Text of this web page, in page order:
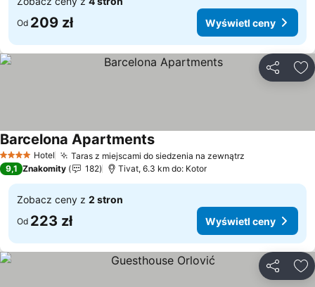
Od 209 zł Wyświetl ceny
4 KategoriaHotel Taras z miejscami do siedzenia na zewnątrz
Barcelona Apartments
9,1 Znakomity 182 Tivat, 6.3 km do: Kotor
Zobacz ceny z 2 stron
Od 223 zł Wyświetl ceny